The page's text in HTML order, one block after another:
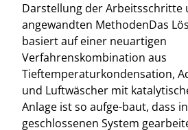
Darstellung der Arbeitsschritte
angewandten MethodenDas
basiert auf einer neuartigen
Verfahrenskombination aus
Tieftemperaturkondensation,
und Luftwäscher mit
Anlage ist so aufge-baut, dass
geschlossenen System